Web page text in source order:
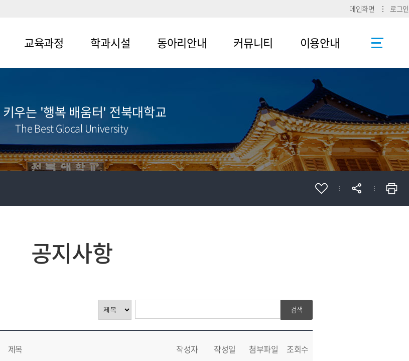
메인화면 로그인
교육과정
메뉴2-2
학과시설
메뉴3-2
동아리안내
메뉴4-2
커뮤니티 이용안내
사이트맵
로그인
키우는 '행복 배움터' 전북대학교
The Best Glocal University
공지사항
제목 작성자 작성일 첨부파일 조회수